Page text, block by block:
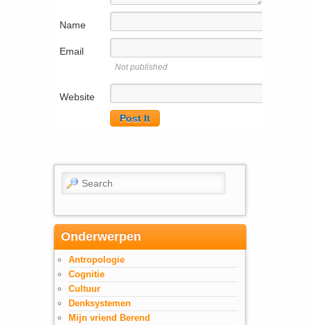
Name
Email
Not published
Website
Search
Onderwerpen
Antropologie
Cognitie
Cultuur
Denksystemen
Mijn vriend Berend